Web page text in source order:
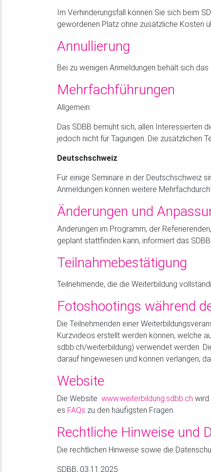
Im Verhinderungsfall können Sie sich beim
gewordenen Platz ohne zusätzliche Kosten
Annullierung
Bei zu wenigen Anmeldungen behält sich
Mehrfachführungen
Allgemein:
Das SDBB bemüht sich, allen Interessierten
jedoch nicht für Tagungen. Die zusätzlichen
Deutschschweiz:
Für einige Seminare in der Deutschschweiz
Anmeldungen können weitere
Änderungen und
Änderungen im Programm, der
geplant stattfinden kann, informiert das
Teilnahmebestätigung
Teilnehmende, die die Weiterbildung
Fotoshootings während
Die Teilnehmenden einer
Kurzvideos erstellt werden können, welche
sdbb.ch/weiterbildung) verwendet werden.
darauf hingewiesen und können verlangen,
Website
Die Website www.weiterbildung.sdbb.ch wird
es FAQs zu den häufigsten Fragen.
Rechtliche Hinweise und
Die rechtlichen Hinweise sowie die
SDBB, 03.11.2025